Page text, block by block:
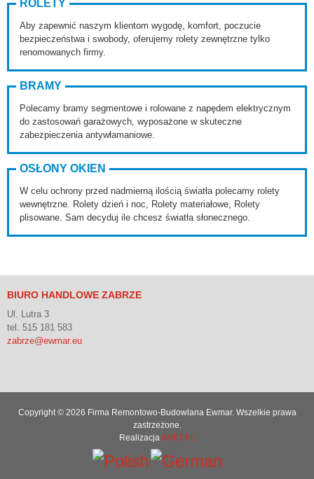
ROLETY
Aby zapewnić naszym klientom wygodę, komfort, poczucie
bezpieczeństwa i swobody, oferujemy rolety zewnętrzne tylko
renomowanych firmy.
BRAMY
Polecamy bramy segmentowe i rolowane z napędem elektrycznym
do zastosowań garażowych, wyposażone w skuteczne
zabezpieczenia antywłamaniowe.
OSŁONY OKIEN
W celu ochrony przed nadmierną ilością światła polecamy rolety
wewnętrzne. Rolety dzień i noc, Rolety materiałowe, Rolety
plisowane. Sam decyduj ile chcesz światła słonecznego.
BIURO HANDLOWE ZABRZE
Ul. Lutra 3
tel. 515 181 583
zabrze@ewmar.eu
Copyright © 2026 Firma Remontowo-Budowlana Ewmar. Wszelkie prawa
zastrzeżone.
RealizacjaANET.PL